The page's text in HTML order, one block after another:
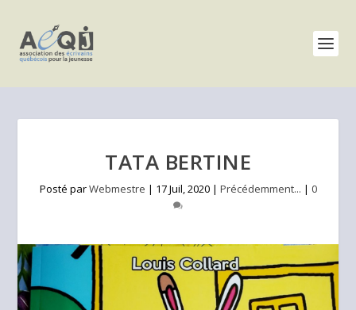
TATA BERTINE
Posté parWebmestre | 17 Juil, 2020| Précédemment... | 0